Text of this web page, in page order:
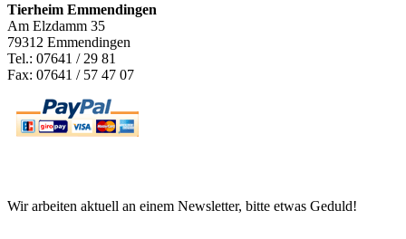
Tierheim Emmendingen
Am Elzdamm 35
79312 Emmendingen
Tel.: 07641 / 29 81
Fax: 07641 / 57 47 07
Wir arbeiten aktuell an einem Newsletter, bitte etwas Geduld!